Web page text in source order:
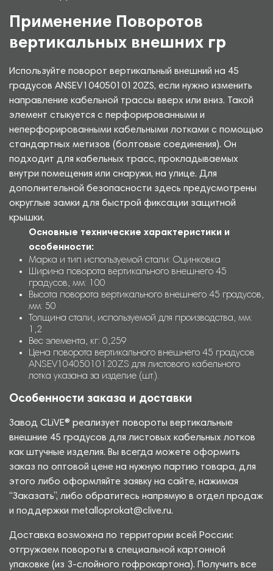
Применение Поворотов
вертикальных внешних гр
Используйте поворот вертикальный внешний на 45
градусов ANSEV10405010120ZS, если нужно изменить
направление кабельной трассы вверх или вниз. Такой
элемент стыкуется с перфорированными и
неперфорированными кабельными лотками с помощью
стандартных метизов (болтовые соединения). Он
подходит для кабельных трасс, прокладываемых
внутри помещения или снаружи, на улице. Для
дополнительной безопасности здесь предусмотрены
округлые замки для быстрой фиксации защитной
крышки.
Основные технические характеристики и
особенности:
Марка и тип используемой стали: Оцинковка
Ширина поворота вертикального внешнего 45
градусов, мм: 100
Высота поворота вертикального внешнего 45 градусов,
мм: 50
Толщина стали, используемой для производства, мм:
1,2
Вес элемента, кг: 0,259
Цена поворота вертикального внешнего 45 градусов
ANSEV10405010120ZS для листового кабельного
лотка указана за изделие (шт.).
Особенности заказа и доставки
Завод CLiVE® реализует повороты вертикальные
внешние 45 градусов для листовых кабельных лотков
как штучные изделия. Вы всегда можете оформить
заказ по оптовой цене на нужную партию товара, для
этого либо оформляйте заявку на сайте, нажимая
“Заказать”, либо обратитесь напрямую в отдел продаж
и поддержки metalloprokat@clive.ru.
Доставка возможна по территории всей России:
отгружаем повороты в специальной картонной
упаковке (из 3-слойного гофрокартона). Получить все